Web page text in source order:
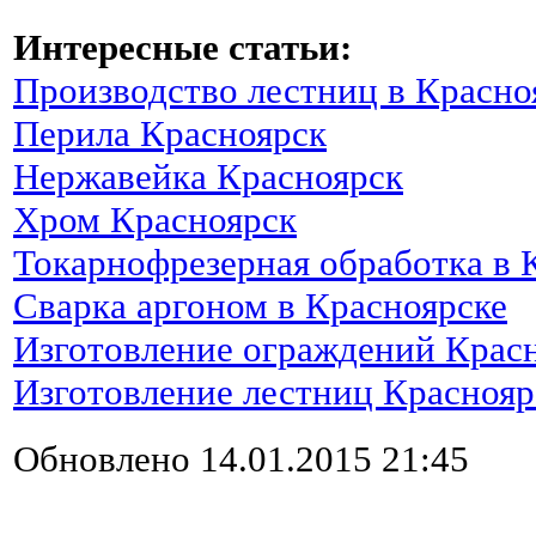
Интересные статьи:
Производство лестниц в
Перила Красноярск
Нержавейка Красноярск
Хром Красноярск
Токарнофрезерная обработка в
Сварка аргоном в Красноярске
Изготовление ограждений
Изготовление лестниц
Обновлено 14.01.2015 21:45